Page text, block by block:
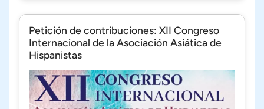
Petición de contribuciones: XII Congreso
Internacional de la Asociación Asiática de
Hispanistas